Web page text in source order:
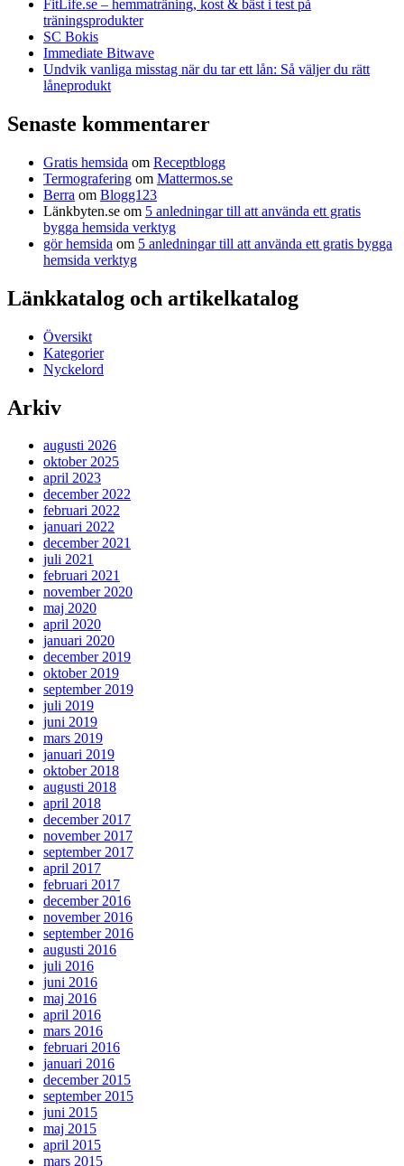
FitLife.se – hemmaträning, kost & bäst i test på
träningsprodukter
SC Bokis
Immediate Bitwave
Undvik vanliga misstag när du tar ett lån: Så väljer du rätt
låneprodukt
Senaste kommentarer
Gratis hemsida om Receptblogg
Termografering om Mattermos.se
Berra om Blogg123
Länkbyten.se om 5 anledningar till att använda ett gratis
bygga hemsida verktyg
gör hemsida om 5 anledningar till att använda ett gratis bygga
hemsida verktyg
Länkkatalog och artikelkatalog
Översikt
Kategorier
Nyckelord
Arkiv
augusti 2026
oktober 2025
april 2023
december 2022
februari 2022
januari 2022
december 2021
juli 2021
februari 2021
november 2020
maj 2020
april 2020
januari 2020
december 2019
oktober 2019
september 2019
juli 2019
juni 2019
mars 2019
januari 2019
oktober 2018
augusti 2018
april 2018
december 2017
november 2017
september 2017
april 2017
februari 2017
december 2016
november 2016
september 2016
augusti 2016
juli 2016
juni 2016
maj 2016
april 2016
mars 2016
februari 2016
januari 2016
december 2015
september 2015
juni 2015
maj 2015
april 2015
mars 2015